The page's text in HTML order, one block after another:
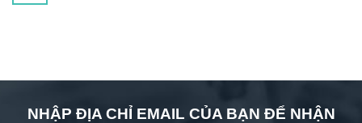
NHẬP ĐỊA CHỈ EMAIL CỦA BẠN ĐỂ NHẬN